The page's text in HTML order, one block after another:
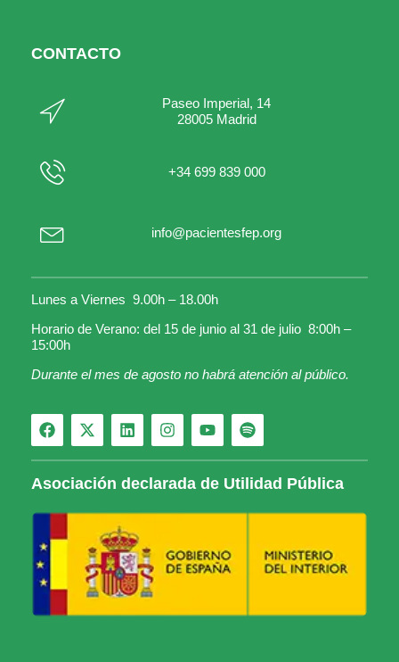
CONTACTO
Paseo Imperial, 14
28005 Madrid
+34 699 839 000
info@pacientesfep.org
Lunes a Viernes 9.00h – 18.00h
Horario de Verano: del 15 de junio al 31 de julio 8:00h –
15:00h
Durante el mes de agosto no habrá atención al público.
Asociación declarada de Utilidad Pública